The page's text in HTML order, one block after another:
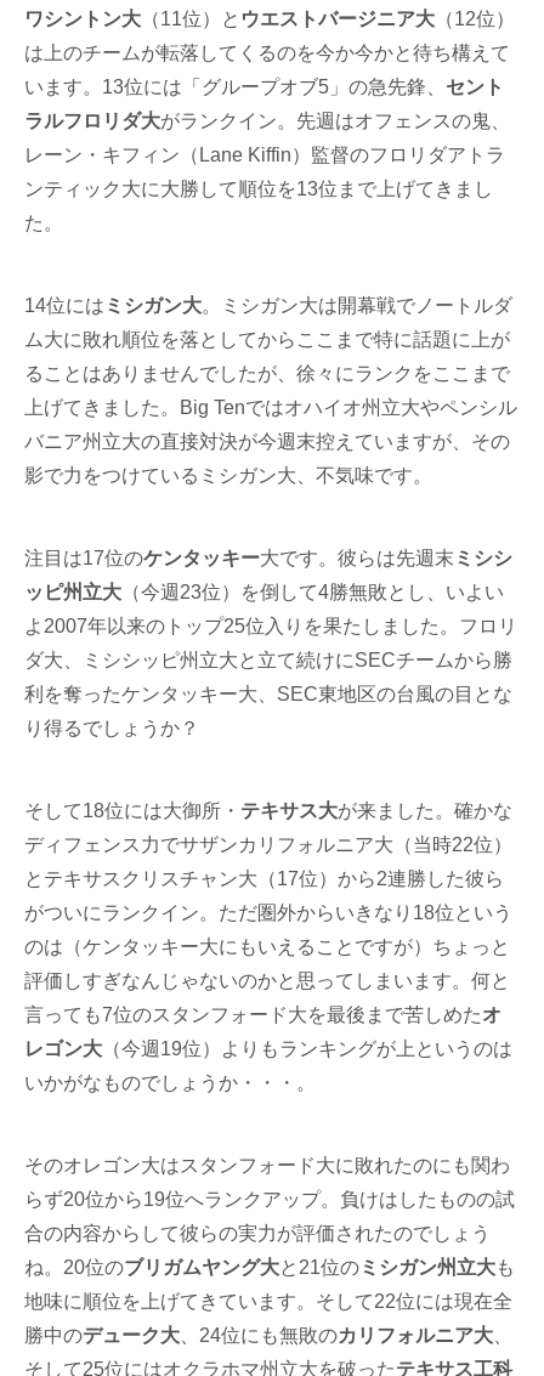
ワシントン大 （11位）と ウエストバージニア大 （12位）
は上のチームが転落してくるのを今か今かと待ち構えて
います。13位には「グループオブ5」の急先鋒、 セント
ラルフロリダ大がランクイン。先週はオフェンスの鬼、
レーン・キフィン（Lane Kiffin）監督のフロリダアトラ
ンティック大に大勝して順位を13位まで上げてきまし
た。
14位には ミシガン大。ミシガン大は開幕戦でノートルダ
ム大に敗れ順位を落としてからここまで特に話題に上が
ることはありませんでしたが、徐々にランクをここまで
上げてきました。Big Tenではオハイオ州立大やペンシル
バニア州立大の直接対決が今週末控えていますが、その
影で力をつけているミシガン大、不気味です。
注目は17位のケンタッキー大です。彼らは先週末 ミシシ
ッピ州立大 （今週23位）を倒して4勝無敗とし、いよい
よ2007年以来のトップ25位入りを果たしました。フロリ
ダ大、ミシシッピ州立大と立て続けにSECチームから勝
利を奪ったケンタッキー大、SEC東地区の台風の目とな
り得るでしょうか？
そして18位には大御所・ テキサス大が来ました。確かな
ディフェンス力でサザンカリフォルニア大（当時22位）
とテキサスクリスチャン大（17位）から2連勝した彼ら
がついにランクイン。ただ圏外からいきなり18位という
のは（ケンタッキー大にもいえることですが）ちょっと
評価しすぎなんじゃないのかと思ってしまいます。何と
言っても7位のスタンフォード大を最後まで苦しめたオ
レゴン大 （今週19位）よりもランキングが上というのは
いかがなものでしょうか・・・。
そのオレゴン大はスタンフォード大に敗れたのにも関わ
らず20位から19位へランクアップ。負けはしたものの試
合の内容からして彼らの実力が評価されたのでしょう
ね。20位のブリガムヤング大と21位のミシガン州立大も
地味に順位を上げてきています。そして22位には現在全
勝中のデューク大 、24位にも無敗のカリフォルニア大
そして25位にはオクラホマ州立大を破ったテキサス工科